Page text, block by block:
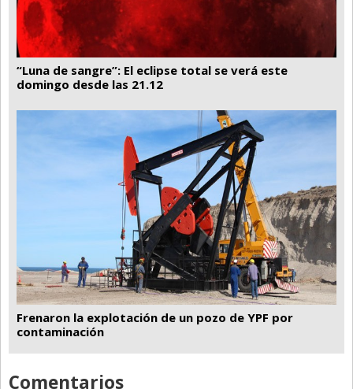
“Luna de sangre”: El eclipse total se verá este
domingo desde las 21.12
Frenaron la explotación de un pozo de YPF por
contaminación
Comentarios